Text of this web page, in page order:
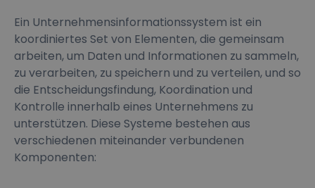
Ein Unternehmensinformationssystem ist ein
koordiniertes Set von Elementen, die gemeinsam
arbeiten, um Daten und Informationen zu sammeln,
zu verarbeiten, zu speichern und zu verteilen, und so
die Entscheidungsfindung, Koordination und
Kontrolle innerhalb eines Unternehmens zu
unterstützen. Diese Systeme bestehen aus
verschiedenen miteinander verbundenen
Komponenten: